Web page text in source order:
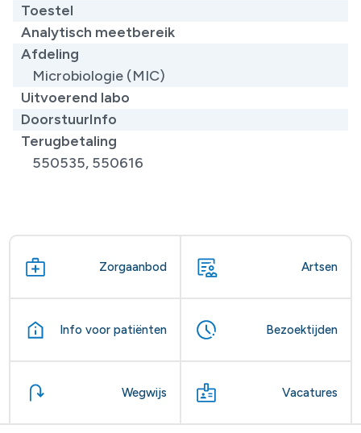
Toestel
Analytisch meetbereik
Afdeling
Microbiologie (MIC)
Uitvoerend labo
DoorstuurInfo
Terugbetaling
550535, 550616
Zorgaanbod Artsen
Info voor patiënten Bezoektijden
Wegwijs Vacatures